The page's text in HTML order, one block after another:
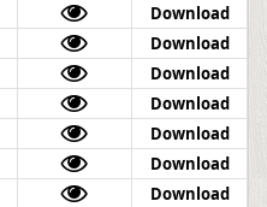
Download
Download
Download
Download
Download
Download
Download